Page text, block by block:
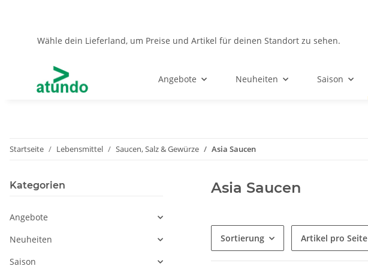
Wähle dein Lieferland, um Preise und Artikel für deinen Standort zu sehen.
Angebote Neuheiten Saison
Startseite Lebensmittel Saucen, Salz & Gewürze Asia Saucen
Asia Saucen
Sortierung Artikel pro Seite
Kategorien
Angebote
Neuheiten
Saison